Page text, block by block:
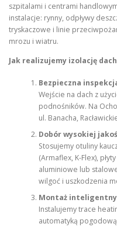
szpitalami i centrami
instalacje: rynny, odpływy
tryskaczowe i linie
mrozu i wiatru.
Jak realizujemy izolację
Bezpieczna
Wejście na dach z
podnośników. Na
ul. Banacha,
Dobór wysokiej
Stosujemy otuliny
(Armaflex, K-Flex),
aluminiowe lub
wilgoć i uszkodzenia
Montaż
Instalujemy trace
automatyką